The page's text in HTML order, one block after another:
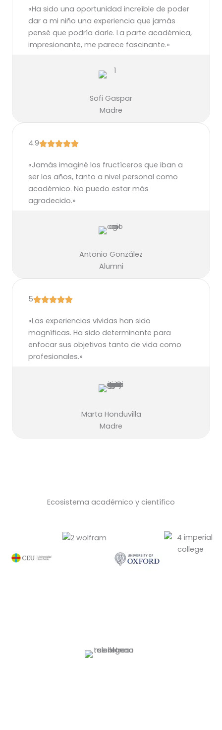
«Ha sido una oportunidad increíble de poder
dar a mi niño una experiencia que jamás
pensé que podría darle. La parte académica,
impresionante, me parece fascinante.»
Sofi Gaspar
Madre
4.9
«Jamás imaginé los fructíceros que iban a
ser los años, tanto a nivel personal como
académico. No puedo estar más
agradecido.»
Antonio González
Alumni
5
«Las experiencias vividas han sido
magníficas. Ha sido determinante para
enfocar sus objetivos tanto de vida como
profesionales.»
Marta Honduvilla
Madre
Ecosistema académico y científico